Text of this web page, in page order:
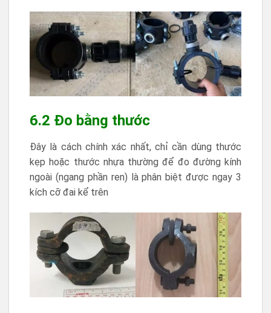
6.2 Đo bằng thước
Đây là cách chính xác nhất, chỉ cần dùng thước
kẹp hoặc thước nhựa thường để đo đường kính
ngoài (ngang phần ren) là phân biệt được ngay 3
kích cỡ đai kể trên